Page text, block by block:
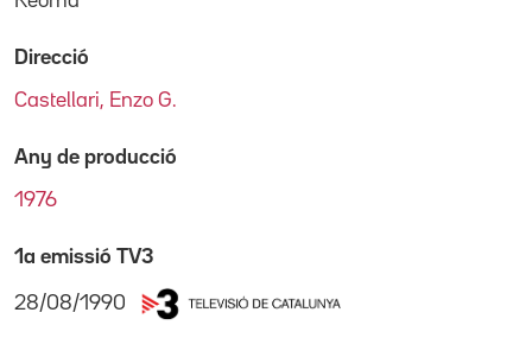
Direcció
Castellari, Enzo G.
Any de producció
1976
1a emissió TV3
28/08/1990